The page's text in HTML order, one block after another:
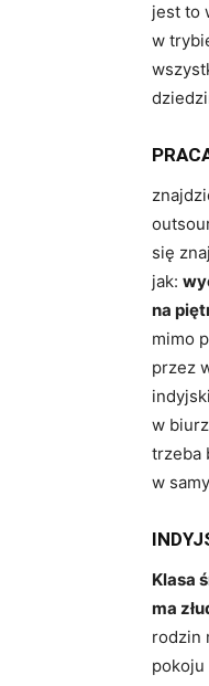
jest to
w
się
jak:
na
mimo
przez
w
trzeba
w
Klasa
ma
rodzin
pokoju